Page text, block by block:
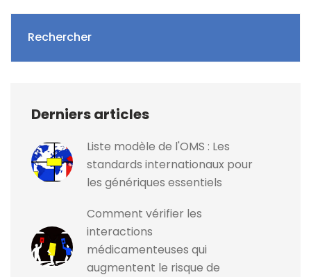
Rechercher
Derniers articles
Liste modèle de l'OMS : Les
standards internationaux pour
les génériques essentiels
Comment vérifier les
interactions
médicamenteuses qui
augmentent le risque de